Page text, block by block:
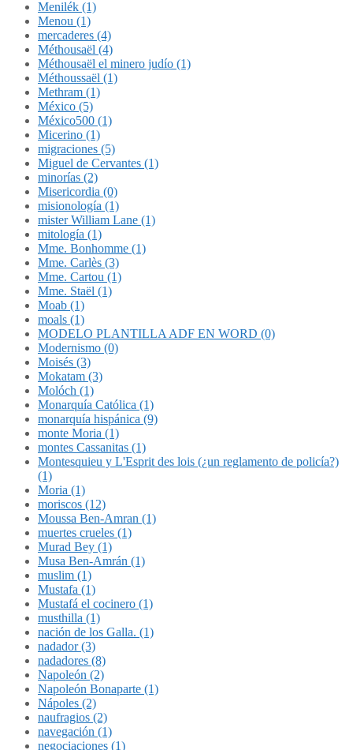
Menilék (1)
Menou (1)
mercaderes (4)
Méthousaël (4)
Méthousaël el minero judío (1)
Méthoussaël (1)
Methram (1)
México (5)
México500 (1)
Micerino (1)
migraciones (5)
Miguel de Cervantes (1)
minorías (2)
Misericordia (0)
misionología (1)
mister William Lane (1)
mitología (1)
Mme. Bonhomme (1)
Mme. Carlès (3)
Mme. Cartou (1)
Mme. Staël (1)
Moab (1)
moals (1)
MODELO PLANTILLA ADF EN WORD (0)
Modernismo (0)
Moisés (3)
Mokatam (3)
Molóch (1)
Monarquía Católica (1)
monarquía hispánica (9)
monte Moria (1)
montes Cassanitas (1)
Montesquieu y L'Esprit des lois (¿un reglamento de policía?)
(1)
Moria (1)
moriscos (12)
Moussa Ben-Amran (1)
muertes crueles (1)
Murad Bey (1)
Musa Ben-Amrán (1)
muslim (1)
Mustafa (1)
Mustafá el cocinero (1)
musthilla (1)
nación de los Galla. (1)
nadador (3)
nadadores (8)
Napoleón (2)
Napoleón Bonaparte (1)
Nápoles (2)
naufragios (2)
navegación (1)
negociaciones (1)